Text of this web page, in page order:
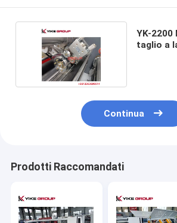
YK-2200
taglio a
Continua
Prodotti Raccomandati